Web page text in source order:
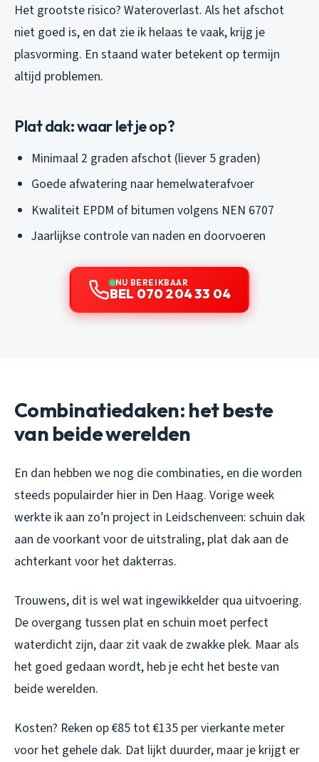
Het grootste risico? Wateroverlast. Als het afschot
niet goed is, en dat zie ik helaas te vaak, krijg je
plasvorming. En staand water betekent op termijn
altijd problemen.
Plat dak: waar let je op?
Minimaal 2 graden afschot (liever 5 graden)
Goede afwatering naar hemelwaterafvoer
Kwaliteit EPDM of bitumen volgens NEN 6707
Jaarlijkse controle van naden en doorvoeren
NU BEREIKBAAR
BEL 070 204 33 04
Combinatiedaken: het beste
van beide werelden
En dan hebben we nog die combinaties, en die worden
steeds populairder hier in Den Haag. Vorige week
werkte ik aan zo’n project in Leidschenveen: schuin dak
aan de voorkant voor de uitstraling, plat dak aan de
achterkant voor het dakterras.
Trouwens, dit is wel wat ingewikkelder qua uitvoering.
De overgang tussen plat en schuin moet perfect
waterdicht zijn, daar zit vaak de zwakke plek. Maar als
het goed gedaan wordt, heb je echt het beste van
beide werelden.
Kosten? Reken op €85 tot €135 per vierkante meter
voor het gehele dak. Dat lijkt duurder, maar je krijgt er